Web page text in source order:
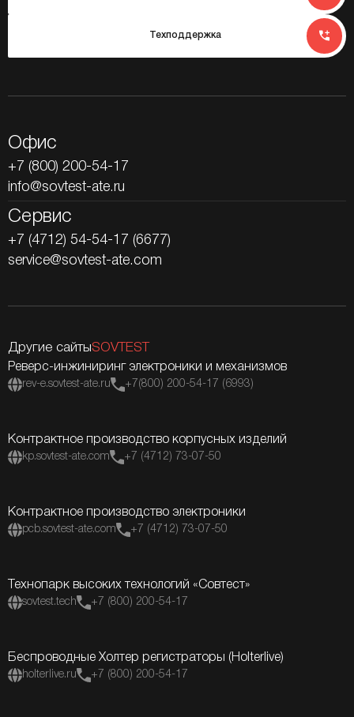
Техподдержка
Офис
+7 (800) 200-54-17
info@sovtest-ate.ru
Сервис
+7 (4712) 54-54-17 (6677)
service@sovtest-ate.com
Другие сайтыSOVTEST
Реверс-инжиниринг электроники и механизмов
rev-e.sovtest-ate.ru +7(800) 200-54-17 (6993)
Контрактное производство корпусных изделий
kp.sovtest-ate.com +7 (4712) 73-07-50
Контрактное производство электроники
pcb.sovtest-ate.com +7 (4712) 73-07-50
Технопарк высоких технологий «Совтест»
sovtest.tech +7 (800) 200-54-17
Беспроводные Холтер регистраторы (Holterlive)
holterlive.ru +7 (800) 200-54-17